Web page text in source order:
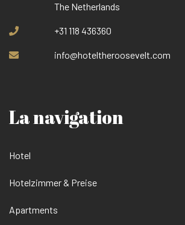
The Netherlands
+31 118 436360
info@hoteltheroosevelt.com
La navigation
Hotel
Hotelzimmer & Preise
Apartments